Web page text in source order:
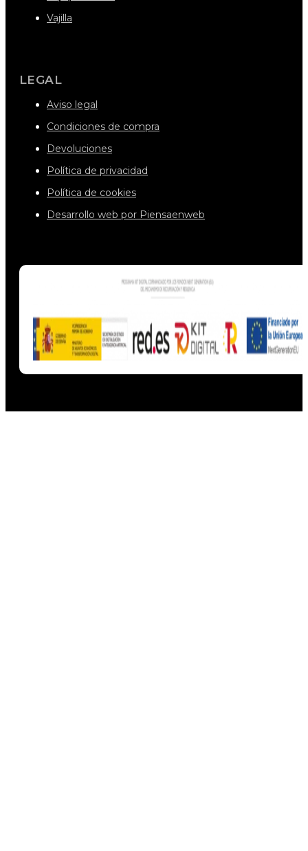
Vajilla
LEGAL
Aviso legal
Condiciones de compra
Devoluciones
Política de privacidad
Política de cookies
Desarrollo web por Piensaenweb